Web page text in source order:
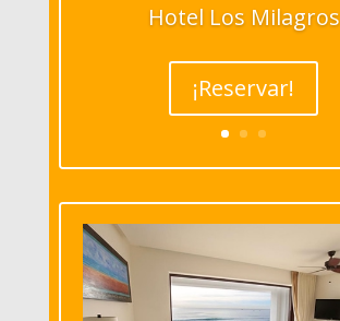
Hotel Los Milagros
¡Reservar!